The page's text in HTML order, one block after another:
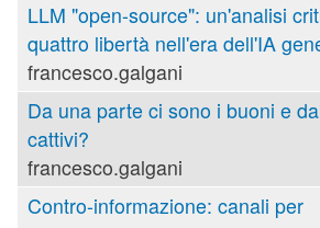
LLM "open-source": un'analisi
quattro libertà nell'era dell'IA
francesco.galgani
Da una parte ci sono i buoni e
cattivi?
francesco.galgani
Contro-informazione: canali per